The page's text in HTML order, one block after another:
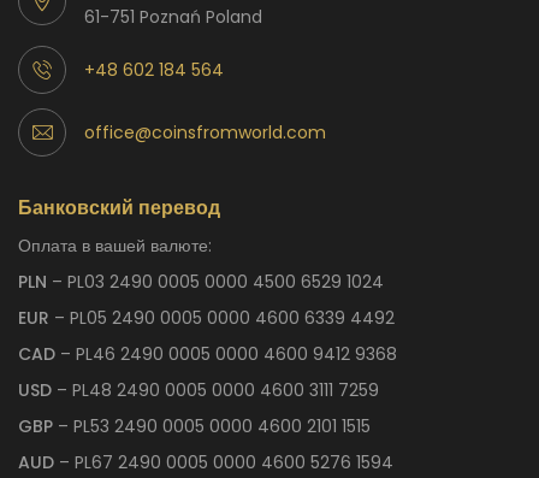
61-751 Poznań Poland
+48 602 184 564
office@coinsfromworld.com
Банковский перевод
Оплата в вашей валюте:
PLN – PL03 2490 0005 0000 4500 6529 1024
EUR – PL05 2490 0005 0000 4600 6339 4492
CAD – PL46 2490 0005 0000 4600 9412 9368
USD – PL48 2490 0005 0000 4600 3111 7259
GBP – PL53 2490 0005 0000 4600 2101 1515
AUD – PL67 2490 0005 0000 4600 5276 1594